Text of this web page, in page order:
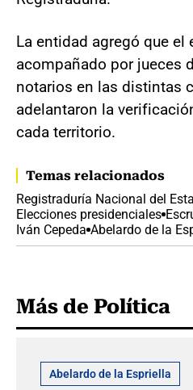
La entidad agregó que el
acompañado por jueces
notarios en las distintas
adelantaron la
cada territorio.
Temas relacionados
Registraduría Nacional del
Elecciones presidenciales
Iván Cepeda Abelardo de la
Más de Política
Abelardo de la Espriella